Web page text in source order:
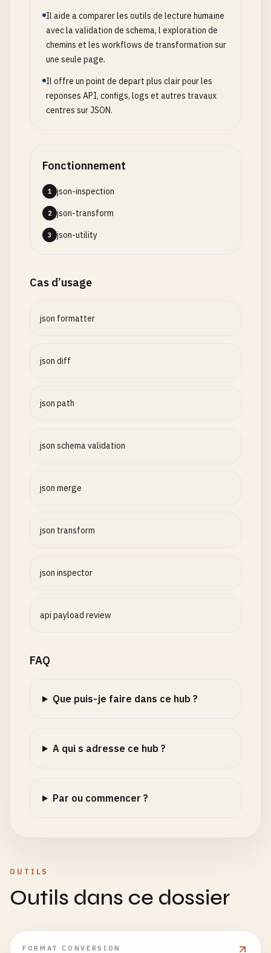
Il aide a comparer les outils de lecture humaine
avec la validation de schema, l exploration de
chemins et les workflows de transformation sur
une seule page.
Il offre un point de depart plus clair pour les
reponses API, configs, logs et autres travaux
centres sur JSON.
Fonctionnement
1 json-inspection
2 json-transform
3 json-utility
Cas d’usage
json formatter
json diff
json path
json schema validation
json merge
json transform
json inspector
api payload review
FAQ
Que puis-je faire dans ce hub ?
A qui s adresse ce hub ?
Par ou commencer ?
OUTILS
Outils dans ce dossier
FORMAT CONVERSION